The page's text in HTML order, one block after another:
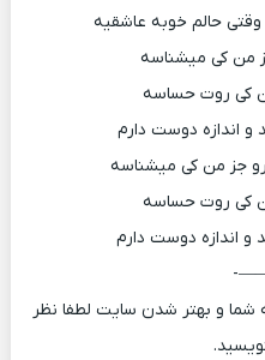
حالم خوبه عاشقیه
من کی میشناسه
کی روت حساسه
اندازه دوست دارم
جز من کی میشناسه
کی روت حساسه
اندازه دوست دارم
و بهتر شدن سایت لطفا نظر